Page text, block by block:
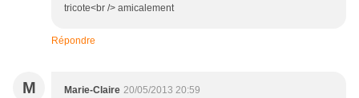
tricote<br /> amicalement
Répondre
M Marie-Claire 20/05/2013 20:59